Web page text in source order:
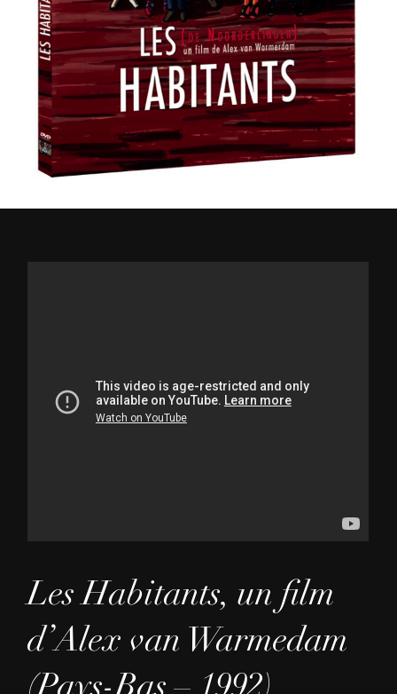
Les Habitants, un film
d’Alex van Warmedam